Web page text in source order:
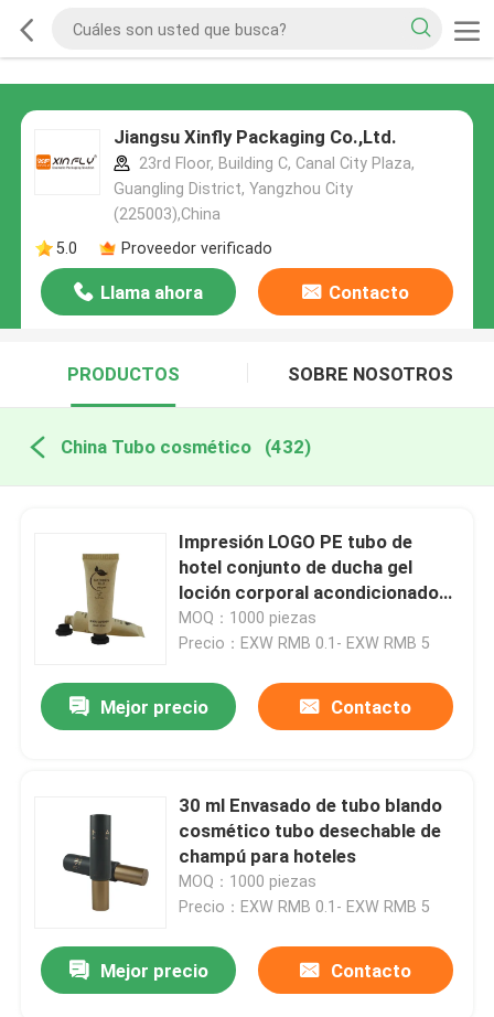
Jiangsu Xinfly Packaging Co.,Ltd.
23rd Floor, Building C, Canal City Plaza,
Guangling District, Yangzhou City
(225003),China
5.0
Proveedor verificado
Llama ahora Contacto
PRODUCTOS SOBRE NOSOTROS
China Tubo cosmético (432)
Impresión LOGO PE tubo de
hotel conjunto de ducha gel
loción corporal acondicionador
tubo de plástico vacío tubo de
embalaje cosmético
MOQ：1000 piezas
Precio：EXW RMB 0.1- EXW RMB 5
Mejor precio Contacto
30 ml Envasado de tubo blando
cosmético tubo desechable de
champú para hoteles
MOQ：1000 piezas
Precio：EXW RMB 0.1- EXW RMB 5
Mejor precio Contacto